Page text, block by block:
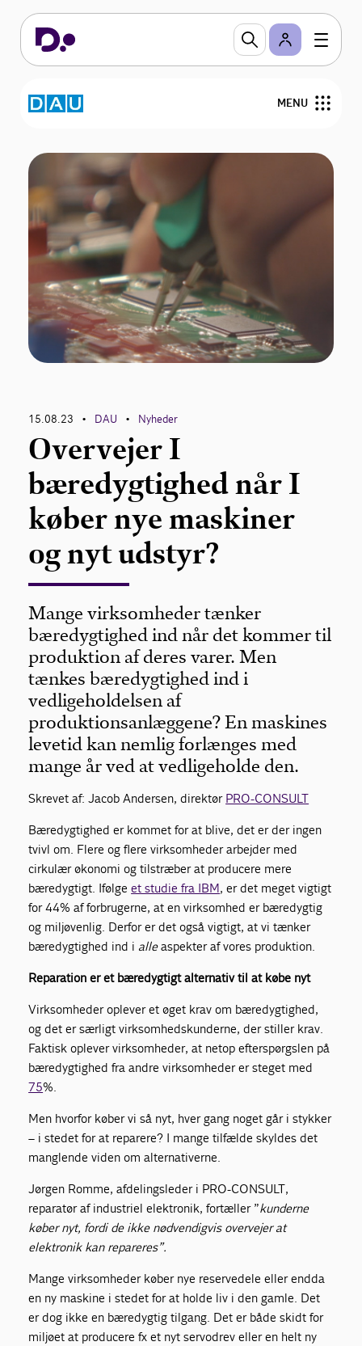
MENU
Om DAu
Nyheder
Medlemmer
Bestyrelsen
Arrangementer
Webinarer
Netværk
English
15.08.23 • DAU • Nyheder
Overvejer I
bæredygtighed når I
køber nye maskiner
og nyt udstyr?
Mange virksomheder tænker
bæredygtighed ind når det kommer til
produktion af deres varer. Men
tænkes bæredygtighed ind i
vedligeholdelsen af
produktionsanlæggene? En maskines
levetid kan nemlig forlænges med
mange år ved at vedligeholde den.
Skrevet af:Jacob Andersen, direktør PRO-CONSULT
Bæredygtighed er kommet for at blive, det er der ingen
tvivl om. Flere og flere virksomheder arbejder med
cirkulær økonomi og tilstræber at producere mere
bæredygtigt. Ifølgeet studie fra IBM, er det meget vigtigt
for 44% af forbrugerne, at en virksomhed er bæredygtig
og miljøvenlig. Derfor er det også vigtigt, at vi tænker
bæredygtighed ind i alleaspekter af vores produktion.
Reparation er et bæredygtigt alternativ til at købe nyt
Virksomheder oplever et øget krav om bæredygtighed,
og det er særligt virksomhedskunderne, der stiller krav.
Faktisk oplever virksomheder, at netop efterspørgslen på
bæredygtighed fra andre virksomheder er steget med
75%.
Men hvorfor køber vi så nyt, hver gang noget går i stykker
– i stedet for at reparere? I mange tilfælde skyldes det
manglende viden om alternativerne.
Jørgen Romme, afdelingsleder i PRO-CONSULT,
reparatør af industriel elektronik, fortæller ”kunderne
køber nyt, fordi de ikke nødvendigvis overvejer at
elektronik kan repareres”.
Mange virksomheder køber nye reservedele eller endda
en ny maskine i stedet for at holde liv i den gamle. Det
er dog ikke en bæredygtig tilgang. Det er både skidt for
miljøet at producere fx et nyt servodrev eller en helt ny